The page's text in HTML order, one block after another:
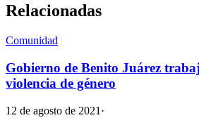
Relacionadas
Comunidad
Gobierno de Benito Juárez
violencia de género
12 de agosto de 2021 ·